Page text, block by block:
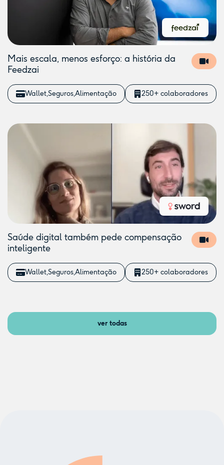
Mais escala, menos esforço: a história da
Feedzai
WalletSegurosAlimentação 250+ colaboradores
Saúde digital também pede compensação
inteligente
WalletSegurosAlimentação 250+ colaboradores
ver todas